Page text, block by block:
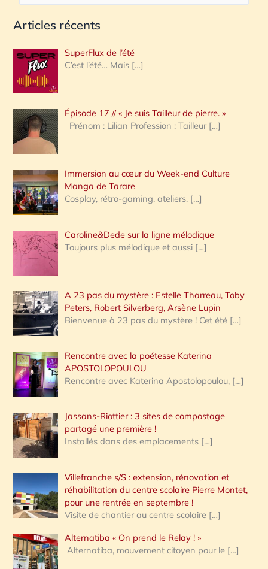
c
e
r
c
h
e
:
Articles récents
SuperFlux de l’été
C’est l’été… Mais […]
Épisode 17 // « Je suis Tailleur de pierre. »
Prénom : Lilian Profession : Tailleur […]
Immersion au cœur du Week-end Culture
Manga de Tarare
Cosplay, rétro-gaming, ateliers, […]
Caroline&Dede sur la ligne mélodique
Toujours plus mélodique et aussi […]
A 23 pas du mystère : Estelle Tharreau, Toby
Peters, Robert Silverberg, Arsène Lupin
Bienvenue à 23 pas du mystère ! Cet été […]
Rencontre avec la poétesse Katerina
APOSTOLOPOULOU
Rencontre avec Katerina Apostolopoulou, […]
Jassans-Riottier : 3 sites de compostage
partagé une première !
Installés dans des emplacements […]
Villefranche s/S : extension, rénovation et
réhabilitation du centre scolaire Pierre Montet,
pour une rentrée en septembre !
Visite de chantier au centre scolaire […]
Alternatiba « On prend le Relay ! »
Alternatiba, mouvement citoyen pour le […]